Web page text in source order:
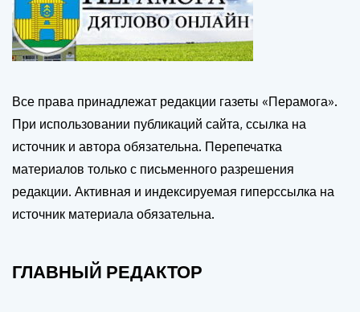
Все права принадлежат редакции газеты «Перамога».
При использовании публикаций сайта, ссылка на
источник и автора обязательна. Перепечатка
материалов только с письменного разрешения
редакции. Активная и индексируемая гиперссылка на
источник материала обязательна.
ГЛАВНЫЙ РЕДАКТОР